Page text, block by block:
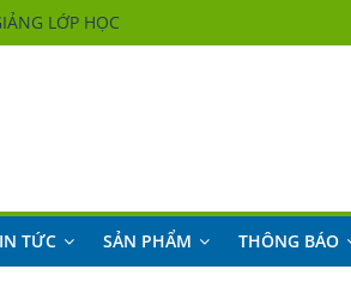
LỚP HỌC
ứng
LỚP HỌC
LỚP HỌC
TỨC SẢN PHẨM THÔNG BÁO